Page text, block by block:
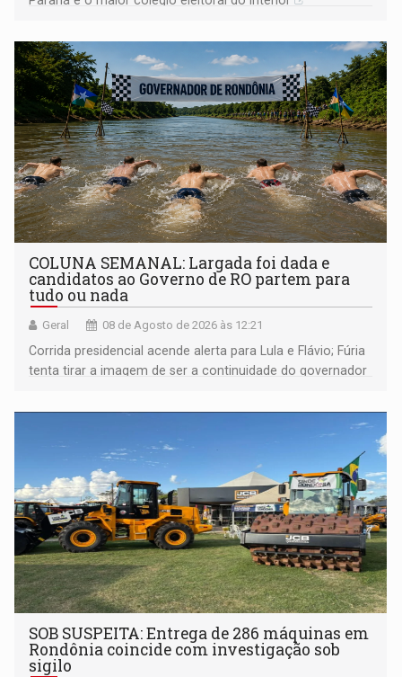
COLUNA SEMANAL: Largada foi dada e
candidatos ao Governo de RO partem para
tudo ou nada
Geral 08 de Agosto de 2026 às 12:21
Corrida presidencial acende alerta para Lula e Flávio; Fúria
tenta tirar a imagem de ser a continuidade do governador
não ter entrado no modo eleição; ABAV faz evento em
SOB SUSPEITA: Entrega de 286 máquinas em
Rondônia coincide com investigação sob
sigilo